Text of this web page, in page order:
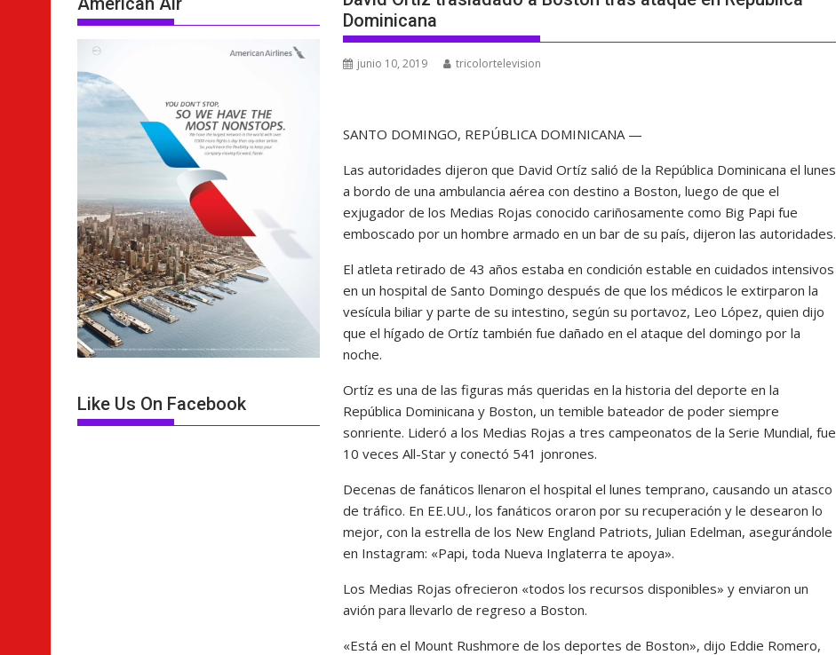
Dominicana
junio 10, 2019 tricolortelevision
SANTO DOMINGO, REPÚBLICA DOMINICANA —
Las autoridades dijeron que David Ortíz salió de la República Dominicana el lunes
a bordo de una ambulancia aérea con destino a Boston, luego de que el
exjugador de los Medias Rojas conocido cariñosamente como Big Papi fue
emboscado por un hombre armado en un bar de su país, dijeron las autoridades.
El atleta retirado de 43 años estaba en condición estable en cuidados intensivos
en un hospital de Santo Domingo después de que los médicos le extirparon la
vesícula biliar y parte de su intestino, según su portavoz, Leo López, quien dijo
que el hígado de Ortíz también fue dañado en el ataque del domingo por la
noche.
Ortíz es una de las figuras más queridas en la historia del deporte en la
República Dominicana y Boston, un temible bateador de poder siempre
sonriente. Lideró a los Medias Rojas a tres campeonatos de la Serie Mundial, fue
10 veces All-Star y conectó 541 jonrones.
Decenas de fanáticos llenaron el hospital el lunes temprano, causando un atasco
de tráfico. En EE.UU., los fanáticos oraron por su recuperación y le desearon lo
mejor, con la estrella de los New England Patriots, Julian Edelman, asegurándole
en Instagram: «Papi, toda Nueva Inglaterra te apoya».
Los Medias Rojas ofrecieron «todos los recursos disponibles» y enviaron un
avión para llevarlo de regreso a Boston.
«Está en el Mount Rushmore de los deportes de Boston», dijo Eddie Romero,
Like Us On Facebook